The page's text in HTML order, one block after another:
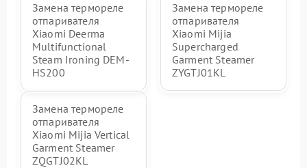
Замена термореле
отпаривателя
Xiaomi Deerma
Multifunctional
Steam Ironing DEM-
HS200
Замена термореле
отпаривателя
Xiaomi Mijia
Supercharged
Garment Steamer
ZYGTJ01KL
Замена термореле
отпаривателя
Xiaomi Mijia Vertical
Garment Steamer
ZQGTJ02KL